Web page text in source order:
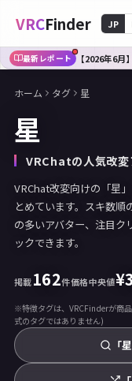
VRCFinder JP
最新レポート
ホーム タグ 星
星
VRChatの人気改変
VRChat改変向けの「星
とめています。スキ数
の多いアバター、注目ク
ックできます。
掲載162件価格中央値¥
※特徴タグは、VRCFinderが商
式のタグではありません)
「